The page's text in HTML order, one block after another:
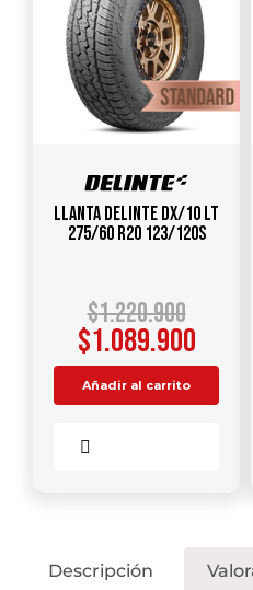
Llanta DELINTE DX/10 LT
275/60 R20 123/120S
$1.220.900
$1.089.900
Añadir al carrito
Descripción